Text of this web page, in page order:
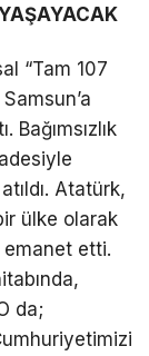
“Tam 107
Atatürk,
ülke olarak
etti.
da;